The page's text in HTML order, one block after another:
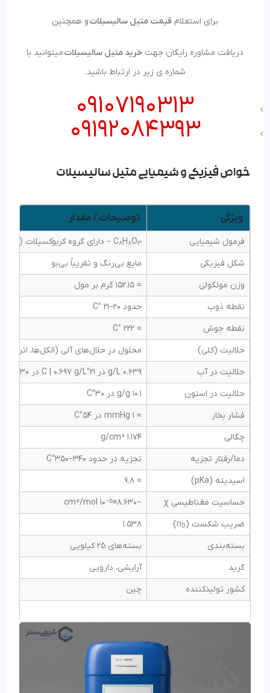
برای استعلام قیمت متیل سالیسیلاتو همچنین
دریافت مشاوره رایگان جهت خرید متیل سالیسیلاتمیتوانید با
شماره ی زیر در ارتباط باشید.
09107190313
09192084393
خواص فیزیکی و شیمیایی متیل سالیسیلات
ویژگی توضیحات / مقدار
فرمول شیمیایی C8H8O3
– دارای گروه کربوکسیلات (–COOH) و گروه متیل (–CH
شکل فیزیکی
مایع بی‌رنگ و تقریباً بی‌بو
وزن مولکولی
≈ 152.15 گرم بر مول
نقطه ذوب
حدود 20–21 °C
نقطه جوش
≈ 222 °C
حلالیت (کلی)
محلول در حلال‌های آلی (الکل‌ها، اترها و
حلالیت در آب
0.639 g/L در 21°C | 0.697 g/L در 30°C
حلالیت در استون
10.1 g/g در 30°C
فشار بخار
≈ 1 mmHg در 54°C
چگالی
1.174 g/cm³
دما/رفتار تجزیه
تجزیه در حدود 340–350°C
اسیدیته (pKa)
≈ 9.8
حساسیت مغناطیسی χ
−8.630×10
−5
ضریب شکست (nD
)
1.538
بسته‌بندی
بسته‌های 25 کیلویی
گرید
آرایشی، دارویی
کشور تولیدکننده
چین